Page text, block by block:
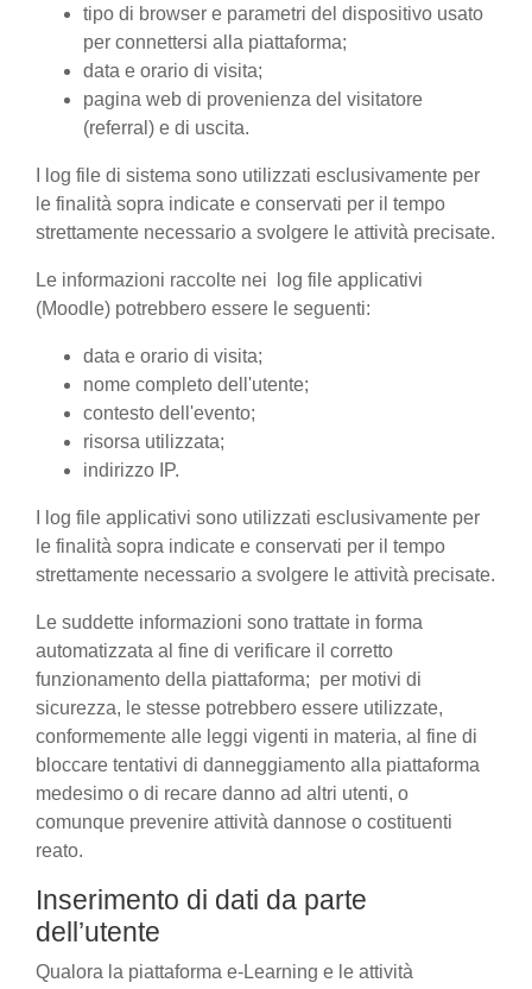
tipo di browser e parametri del dispositivo usato
per connettersi alla piattaforma;
data e orario di visita;
pagina web di provenienza del visitatore
(referral) e di uscita.
I log file di sistema sono utilizzati esclusivamente per
le finalità sopra indicate e conservati per il tempo
strettamente necessario a svolgere le attività precisate.
Le informazioni raccolte nei log file applicativi
(Moodle) potrebbero essere le seguenti:
data e orario di visita;
nome completo dell'utente;
contesto dell'evento;
risorsa utilizzata;
indirizzo IP.
I log file applicativi sono utilizzati esclusivamente per
le finalità sopra indicate e conservati per il tempo
strettamente necessario a svolgere le attività precisate.
Le suddette informazioni sono trattate in forma
automatizzata al fine di verificare il corretto
funzionamento della piattaforma; per motivi di
sicurezza, le stesse potrebbero essere utilizzate,
conformemente alle leggi vigenti in materia, al fine di
bloccare tentativi di danneggiamento alla piattaforma
medesimo o di recare danno ad altri utenti, o
comunque prevenire attività dannose o costituenti
reato.
Inserimento di dati da parte
dell’utente
Qualora la piattaforma e-Learning e le attività